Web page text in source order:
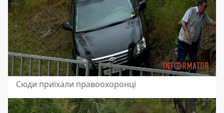
Сюди приїхали правоохоронці